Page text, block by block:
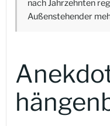
nach Jahrzehnten
Außenstehender